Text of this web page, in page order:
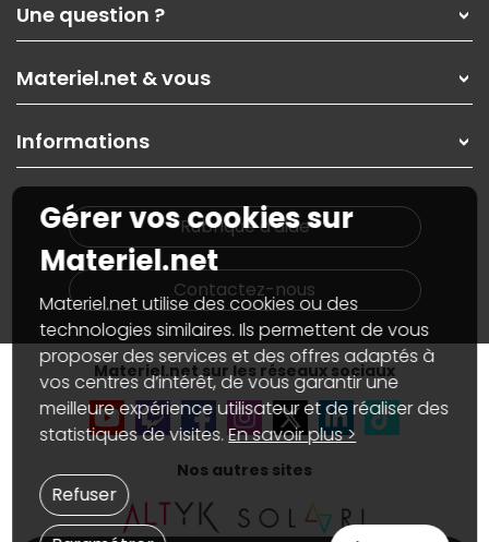
Nos services
Les magasins Materiel.net
Nos solutions pour les pros
Contactez-nous
Une question ?
Paiement, livraison
Garanties,Pack Zen
SAV, demander un retour
Informations
Materiel.net & vous
On rachète votre carte graphique
PC sur mesure : Votre RDV personnalisé
Notre démarche écologique
Materiel.net recrute
Notre programme d'affiliation
Partenariat & Sponsoring
Informations
Plan du site
Nos marques
Conditions générales de vente
Marketplace
Informations légales
Données personnellesetcookies
Gérer vos cookies
Accessibilité : non conforme
Rubrique d'aide
Contactez-nous
Materiel.net sur les réseaux sociaux
Nos autres sites
Gérer vos cookies sur
Materiel.net
Materiel.net utilise des cookies ou des
technologies similaires. Ils permettent de vous
proposer des services et des offres adaptés à
vos centres d’intérêt, de vous garantir une
meilleure expérience utilisateur et de réaliser des
statistiques de visites.En savoir plus >
Refuser